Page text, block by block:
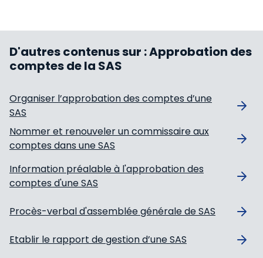
D'autres contenus sur :Approbation des
comptes de la SAS
Organiser l’approbation des comptes d’une
SAS
Nommer et renouveler un commissaire aux
comptes dans une SAS
Information préalable à l'approbation des
comptes d'une SAS
Procès-verbal d'assemblée générale de SAS
Etablir le rapport de gestion d’une SAS